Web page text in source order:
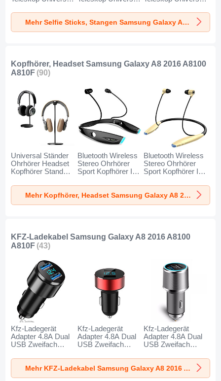
Galaxy A8 2016
A8100 A810F Gold
und Schwarz
Galaxy A8 2016
A8100 A810F
Schwarz
Galaxy A8 2016
A8100 A810F Blau
Mehr Selfie Sticks, Stangen Samsung Galaxy A8 2016 A8100 A810F
Kopfhörer, Headset Samsung Galaxy A8 2016 A8100
A810F (90)
Universal Ständer
Ohrhörer Headset
Kopfhörer Stand
Galaxy A8 2016
A8100 A810F
Schwarz
Bluetooth Wireless
Stereo Ohrhörer
Sport Kopfhörer In
für Samsung
Galaxy A8 2016
A8100 A810F
Bluetooth Wireless
Stereo Ohrhörer
Sport Kopfhörer In
für Samsung
Galaxy A8 2016
A8100 A810F Gold
Mehr Kopfhörer, Headset Samsung Galaxy A8 2016 A8100 A810F
KFZ-Ladekabel Samsung Galaxy A8 2016 A8100
A810F (43)
Kfz-Ladegerät
Adapter 4.8A Dual
USB Zweifach
Charge Universal
K10 für Samsung
Galaxy A8 2016
Kfz-Ladegerät
Adapter 4.8A Dual
USB Zweifach
Charge Universal
K07 für Samsung
Galaxy A8 2016
Kfz-Ladegerät
Adapter 4.8A Dual
USB Zweifach
Charge Universal
K08 für Samsung
Galaxy A8 2016
Mehr KFZ-Ladekabel Samsung Galaxy A8 2016 A8100 A810F